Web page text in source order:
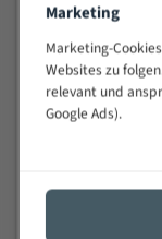
Positiver
Bandkörper
Marketing
Marketing-
Websites zu
relevant und
Google Ads).